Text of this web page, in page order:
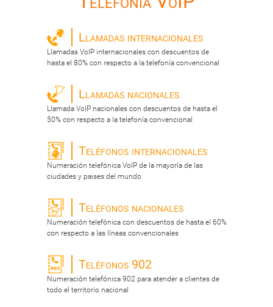
Llamadas internacionales
Llamadas VoIP internacionales con descuentos de
hasta el 80% con respecto a la telefonía convencional
Llamadas nacionales
Llamada VoIP nacionales con descuentos de hasta el
50% con respecto a la telefonía convencional
Teléfonos internacionales
Numeración telefónica VoIP de la mayoría de las
ciudades y paises del mundo
Teléfonos nacionales
Numeración telefónica con descuentos de hasta el 60%
con respecto a las líneas convencionales
Teléfonos 902
Numeración telefónica 902 para atender a clientes de
todo el territorio nacional